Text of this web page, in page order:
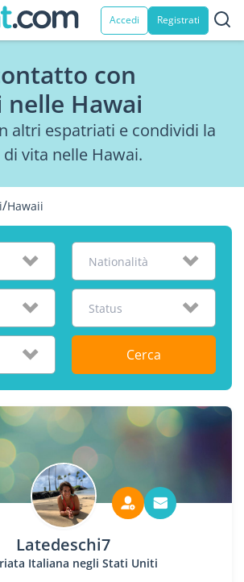
Accedi Registrati
con
Hawai
altri espatriati e condividi la
vita nelle Hawai.
/Hawaii
Nationalità
Status
Cerca
Latedeschi7
Italiana negli Stati Uniti